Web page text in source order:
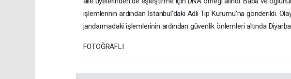
işlemlerinin ardından İstanbul'daki Adli Tıp Kurumu'na gönderildi.
jandarmadaki işlemlerinin ardından güvenlik önlemleri altında
FOTOĞRAFLI